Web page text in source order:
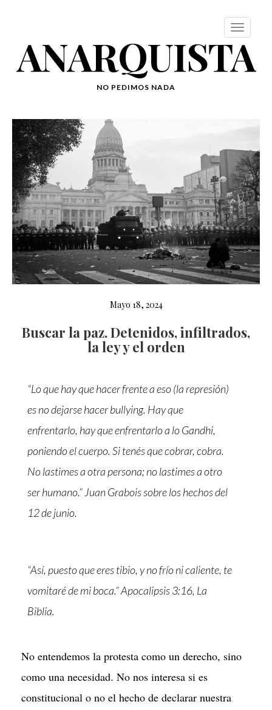
ANARQUISTA
NO PEDIMOS NADA
Mayo 18, 2024
Buscar la paz. Detenidos, infiltrados,
la ley y el orden
“Lo que hay que hacer frente a eso (la represión)
es no dejarse hacer bullying. Hay que
enfrentarlo, hay que enfrentarlo a lo Gandhi,
poniendo el cuerpo. Si tenés que cobrar, cobra.
No lastimes a otra persona; no lastimes a otro
ser humano.” Juan Grabois sobre los hechos del
12 de junio.
“Así, puesto que eres tibio, y no frío ni caliente, te
vomitaré de mi boca.” Apocalipsis 3:16, La
Biblia.
No entendemos la protesta como un derecho, sino
como una necesidad. No nos interesa si es
constitucional o no el hecho de declarar nuestra